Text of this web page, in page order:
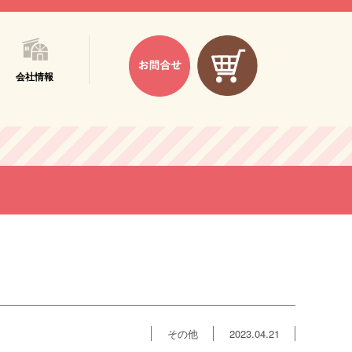
会社情報
その他 2023.04.21